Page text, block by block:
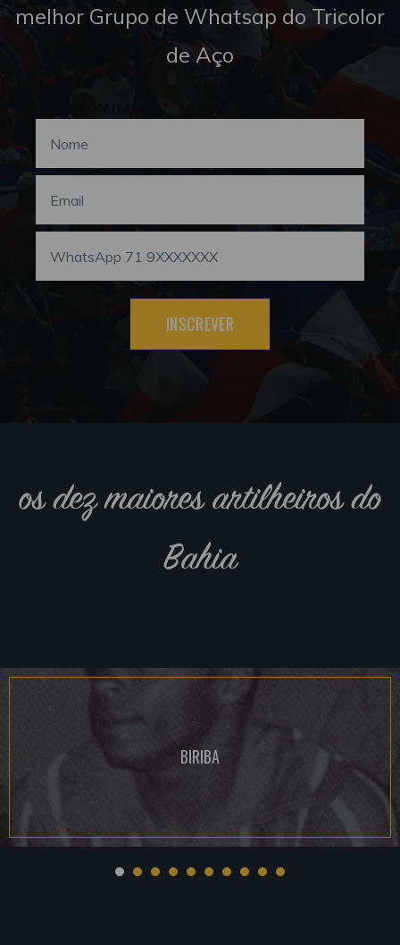
melhor Grupo de Whatsap do Tricolor
de Aço
INSCREVER
os dez maiores artilheiros do
Bahia
BIRIBA